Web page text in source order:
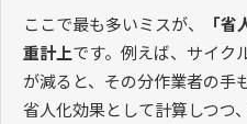
ここで最も多いミスが、
「
重計上です。例えば、サイク
が減ると、その分作業者の手
省人化効果として計算しつつ